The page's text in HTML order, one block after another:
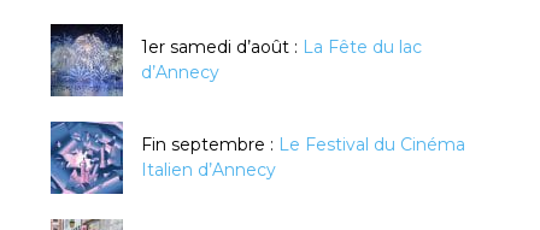
1er samedi d’août : La Fête du lac
d’Annecy
Fin septembre : Le Festival du Cinéma
Italien d’Annecy